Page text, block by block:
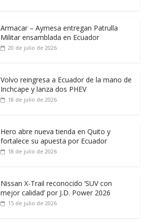
Armacar – Aymesa entregan Patrulla
Militar ensamblada en Ecuador
20 de julio de 2026
Volvo reingresa a Ecuador de la mano de
Inchcape y lanza dos PHEV
18 de julio de 2026
Hero abre nueva tienda en Quito y
fortalece su apuesta por Ecuador
18 de julio de 2026
Nissan X-Trail reconocido ‘SUV con
mejor calidad’ por J.D. Power 2026
15 de julio de 2026